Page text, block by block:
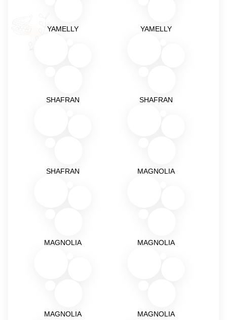
YAMELLY YAMELLY
SHAFRAN SHAFRAN
SHAFRAN MAGNOLIA
MAGNOLIA MAGNOLIA
MAGNOLIA MAGNOLIA